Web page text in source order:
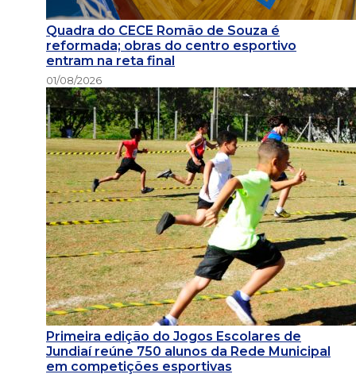
Quadra do CECE Romão de Souza é
reformada; obras do centro esportivo
entram na reta final
01/08/2026
Primeira edição do Jogos Escolares de
Jundiaí reúne 750 alunos da Rede Municipal
em competições esportivas